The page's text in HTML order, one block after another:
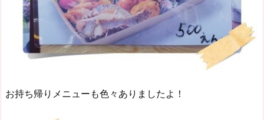
お持ち帰りメニューも色々ありましたよ！